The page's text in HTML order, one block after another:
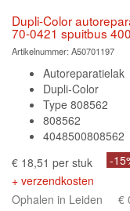
Dupli-Color
70-0421 spuitbus
Artikelnummer: A50701197
Autoreparatielak
Dupli-Color
Type 808562
808562
4048500808562
€ 18,51 per stuk
-
+ verzendkosten
Ophalen in Leiden
€